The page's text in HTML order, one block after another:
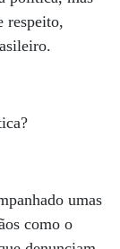
respeito,
umas
como o